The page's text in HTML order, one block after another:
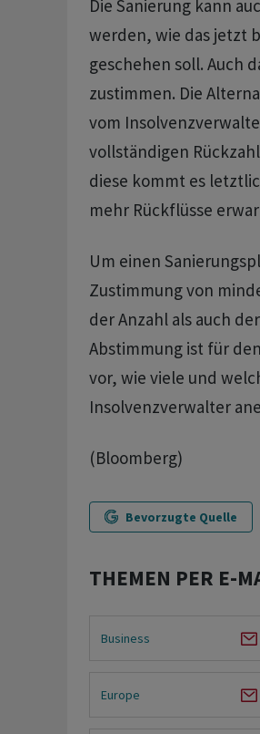
Die Sanierung kann
werden, wie das jetzt
geschehen soll. Auch
zustimmen. Die
vom
vollständigen
diese kommt es
mehr Rückflüsse
Um einen
Zustimmung von
der Anzahl als auch
Abstimmung ist für
vor, wie viele und
Insolvenzverwalter
(Bloomberg)
Bevorzugte Quelle
THEMEN PER E-
Business
Europe